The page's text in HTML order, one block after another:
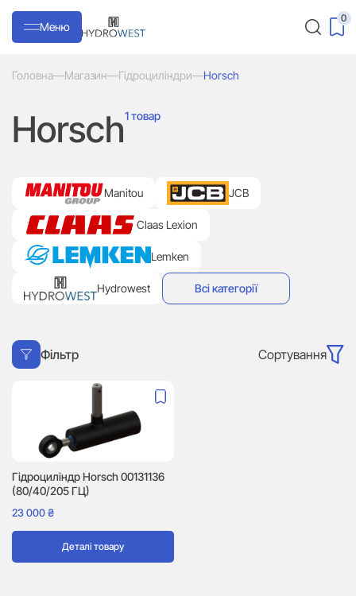
Меню
0
Головна—Магазин—Гідроциліндри—Horsch
Horsch1 товар
Manitou JCB
Claas Lexion
Lemken
Hydrowest Всі категорії
Фільтр Сортування
Гідроциліндр Horsch 00131136
(80/40/205 ГЦ)
23 000₴
Деталі товару